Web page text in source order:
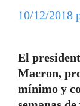
10/12/2018
El
Macron,
mínimo y